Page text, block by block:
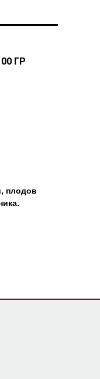
ГР
плодов